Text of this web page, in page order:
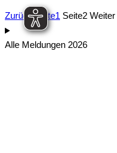
Zurück Seite1 Seite2 Weiter
Alle Meldungen 2026